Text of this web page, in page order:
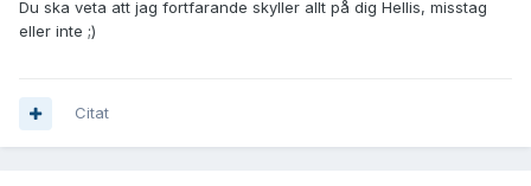
Du ska veta att jag fortfarande skyller allt på dig Hellis, misstag
eller inte ;)
Citat